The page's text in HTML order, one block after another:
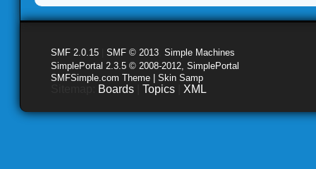
SMF 2.0.15 SMF © 2013 Simple Machines
SimplePortal 2.3.5 © 2008-2012, SimplePortal
SMFSimple.com Theme | Skin Samp
Boards Topics XML